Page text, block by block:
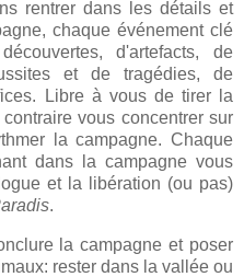
rentrer dans les détails et
chaque événement clé
d'artefacts, de
et de tragédies, de
Libre à vous de tirer la
vous concentrer sur
la campagne. Chaque
dans la campagne vous
et la libération (ou pas)
.
la campagne et poser
rester dans la vallée ou